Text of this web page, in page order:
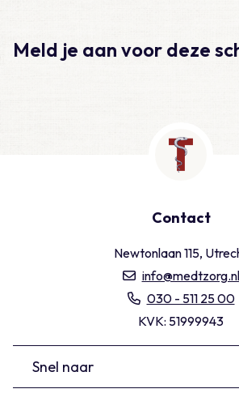
Meld je aan voor deze
Snel naar
Contact
Newtonlaan 115,
info@medtzorg.nl
030 - 511 25 00
KVK: 51999943